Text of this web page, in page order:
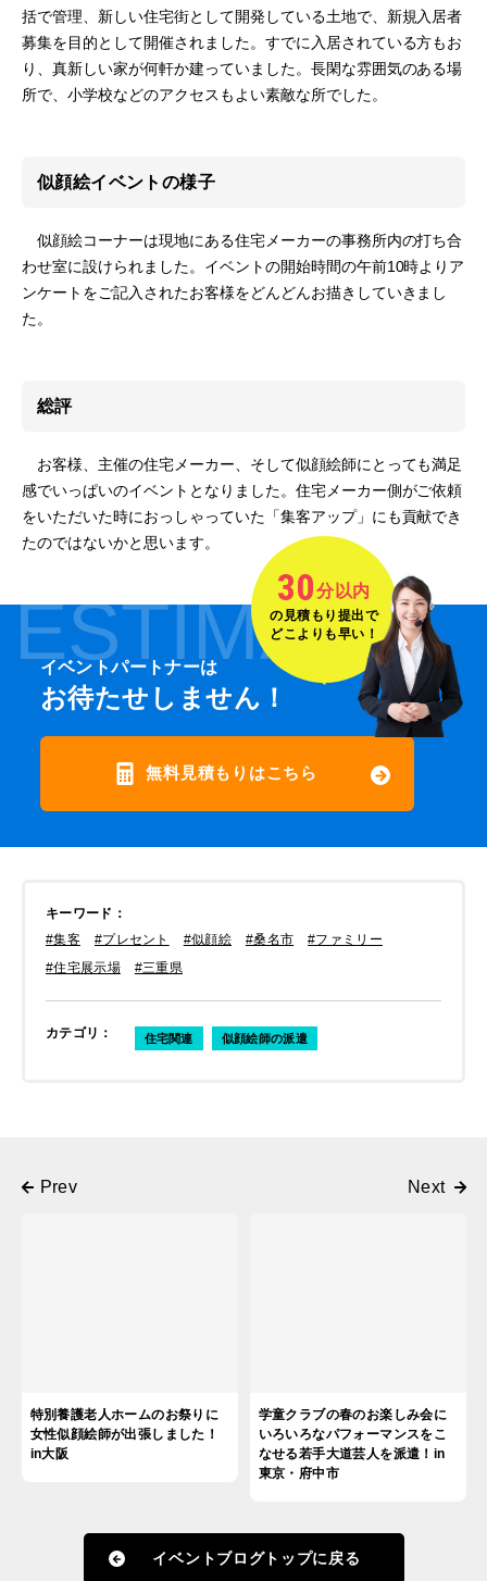
括で管理、新しい住宅街として開発している土地で、新規入居者
募集を目的として開催されました。すでに入居されている方もお
り、真新しい家が何軒か建っていました。長閑な雰囲気のある場
所で、小学校などのアクセスもよい素敵な所でした。
似顔絵イベントの様子
似顔絵コーナーは現地にある住宅メーカーの事務所内の打ち合
わせ室に設けられました。イベントの開始時間の午前10時よりア
ンケートをご記入されたお客様をどんどんお描きしていきまし
た。
総評
お客様、主催の住宅メーカー、そして似顔絵師にとっても満足
感でいっぱいのイベントとなりました。住宅メーカー側がご依頼
をいただいた時におっしゃっていた「集客アップ」にも貢献でき
たのではないかと思います。
ESTIMATE
イベントパートナーは
お待たせしません！
無料見積もりはこちら
30分以内
の見積もり提出で
どこよりも早い！
キーワード ：
#集客
#プレセント #似顔絵 #桑名市
#ファミリー
#住宅展示場
#三重県
カテゴリ ： 住宅関連 似顔絵師の派遣
特別養護老人ホームのお祭りに
女性似顔絵師が出張しました！
in大阪
学童クラブの春のお楽しみ会に
いろいろなパフォーマンスをこ
なせる若手大道芸人を派遣！in
東京・府中市
イベントブログトップに戻る